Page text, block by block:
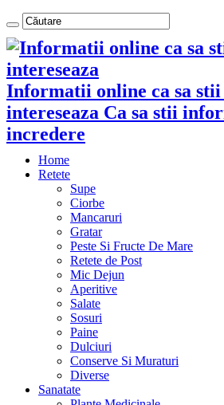
Informatii online ca sa stii
intereseaza Ca sa stii
incredere
Home
Retete
Supe
Ciorbe
Mancaruri
Gratar
Peste Si Fructe De Mare
Retete de Post
Mic Dejun
Aperitive
Salate
Sosuri
Paine
Dulciuri
Conserve Si Muraturi
Diverse
Sanatate